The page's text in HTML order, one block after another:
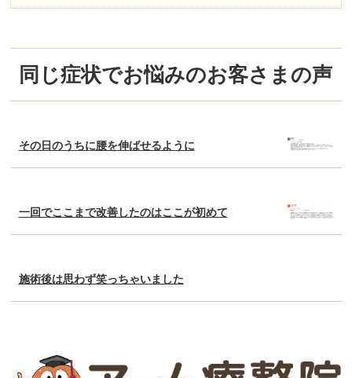
同じ症状でお悩みのお客さまの声
その日のうちに腰を伸ばせるように
一回でここまで改善したのはここが初めて
施術後は思わず笑っちゃいました